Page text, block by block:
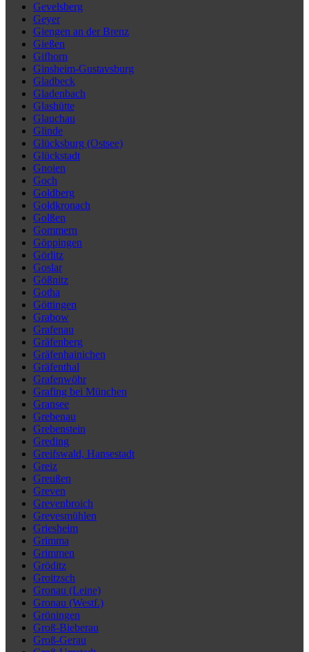
Gevelsberg
Geyer
Giengen an der Brenz
Gießen
Gifhorn
Ginsheim-Gustavsburg
Gladbeck
Gladenbach
Glashütte
Glauchau
Glinde
Glücksburg (Ostsee)
Glückstadt
Gnoien
Goch
Goldberg
Goldkronach
Golßen
Gommern
Göppingen
Görlitz
Goslar
Gößnitz
Gotha
Göttingen
Grabow
Grafenau
Gräfenberg
Gräfenhainichen
Gräfenthal
Grafenwöhr
Grafing bei München
Gransee
Grebenau
Grebenstein
Greding
Greifswald, Hansestadt
Greiz
Greußen
Greven
Grevenbroich
Grevesmühlen
Griesheim
Grimma
Grimmen
Gröditz
Groitzsch
Gronau (Leine)
Gronau (Westf.)
Gröningen
Groß-Bieberau
Groß-Gerau